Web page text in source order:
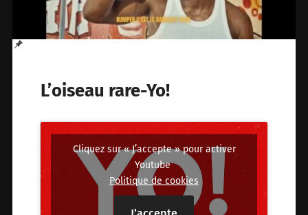
L’oiseau rare-Yo!
Cliquez sur « J’accepte » pour activer
Youtube
Politique de cookies